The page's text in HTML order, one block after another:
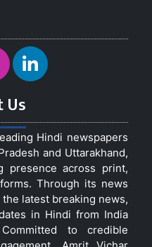
Hindi newspapers
and Uttarakhand,
presence across print,
Through its news
latest breaking news,
in Hindi from India
to credible